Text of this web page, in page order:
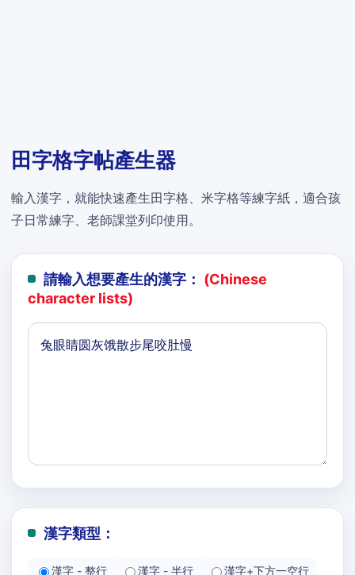
田字格字帖產生器
輸入漢字，就能快速產生田字格、米字格等練字紙，適合孩
子日常練字、老師課堂列印使用。
請輸入想要產生的漢字： (Chinese
character lists)
漢字類型：
漢字 - 整行 漢字 - 半行
漢字+下方一空行